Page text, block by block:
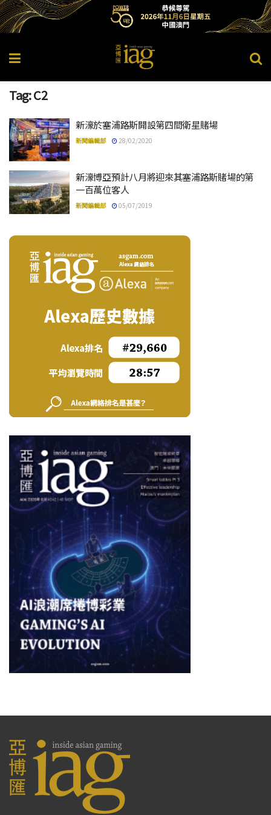
Tag:C2
新濠於塞浦路斯開設第四間衛星賭場
新聞編輯部 28/02/2020
新濠博亞預計八月將迎來其塞浦路斯賭場的第
一百萬位客人
新聞編輯部 05/07/2019